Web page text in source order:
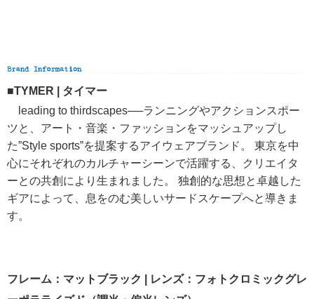
■TYMER | タイマー
leading to thirdscapes──ランニングやアクションスポー
ツと、アート・音楽・ファッションをマッシュアップし
た”Style sports”を提案するアイウェアブランド。 東京を中
心にそれぞれのカルチャーシーンで活躍する、クリエイタ
ーとの共創により生まれました。 独創的な思想と卓越した
ギアによって、息をのむ美しいサードスケープへと導きま
す。
フレーム：マットブラック | レンズ：フォトクロミックグレ